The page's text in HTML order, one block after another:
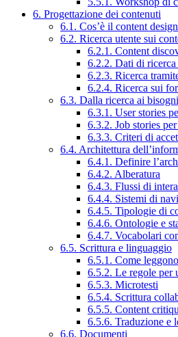
6. Progettazione dei contenuti
6.1. Cos’è il content design
6.2. Ricerca utente sui
6.2.1. Content
6.2.2. Dati di
6.2.3. Ricerca
6.2.4. Ricerca sui
6.3. Dalla ricerca ai
6.3.1. User stories
6.3.2. Job stories
6.3.3. Criteri di
6.4. Architettura
6.4.1. Definire
6.4.2. Alberatura
6.4.3. Flussi di
6.4.4. Sistemi di
6.4.5. Tipologie di
6.4.6. Ontologie e
6.4.7. Vocabolari
6.5. Scrittura e linguaggio
6.5.1. Come
6.5.2. Le regole per
6.5.3. Microtesti
6.5.4. Scrittura
6.5.5. Content
6.5.6. Traduzione e
6.6. Documenti